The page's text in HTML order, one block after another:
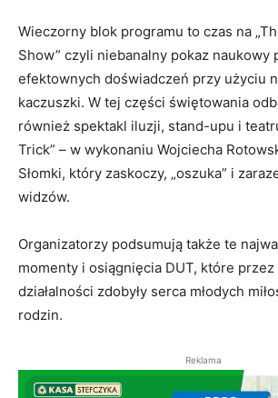
Wieczorny blok programu to czas na
Show” czyli niebanalny pokaz naukowy
efektownych doświadczeń przy użyciu
kaczuszki. W tej części świętowania
również spektakl iluzji, stand-upu i
Trick” – w wykonaniu Wojciecha
Słomki, który zaskoczy, „oszuka” i
widzów.
Organizatorzy podsumują także te
momenty i osiągnięcia DUT, które przez
działalności zdobyły serca młodych
rodzin.
Reklama